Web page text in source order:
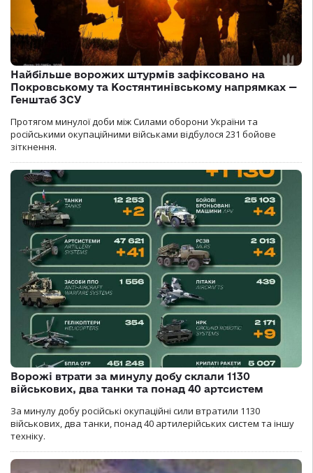
Найбільше ворожих штурмів зафіксовано на
Покровському та Костянтинівському напрямках —
Генштаб ЗСУ
Протягом минулої доби між Силами оборони України та
російськими окупаційними військами відбулося 231 бойове
зіткнення.
Ворожі втрати за минулу добу склали 1130
військових, два танки та понад 40 артсистем
За минулу добу російські окупаційні сили втратили 1130
військових, два танки, понад 40 артилерійських систем та іншу
техніку.